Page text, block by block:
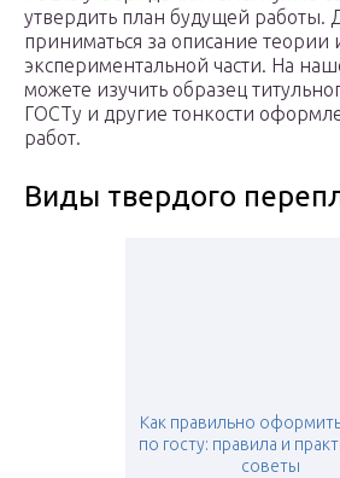
утвердить план будущей работы.
приниматься за описание
экспериментальной части. На
можете изучить образец
ГОСТу и другие тонкости
работ.
Виды твердого
Как правильно
по госту: правила и
советы